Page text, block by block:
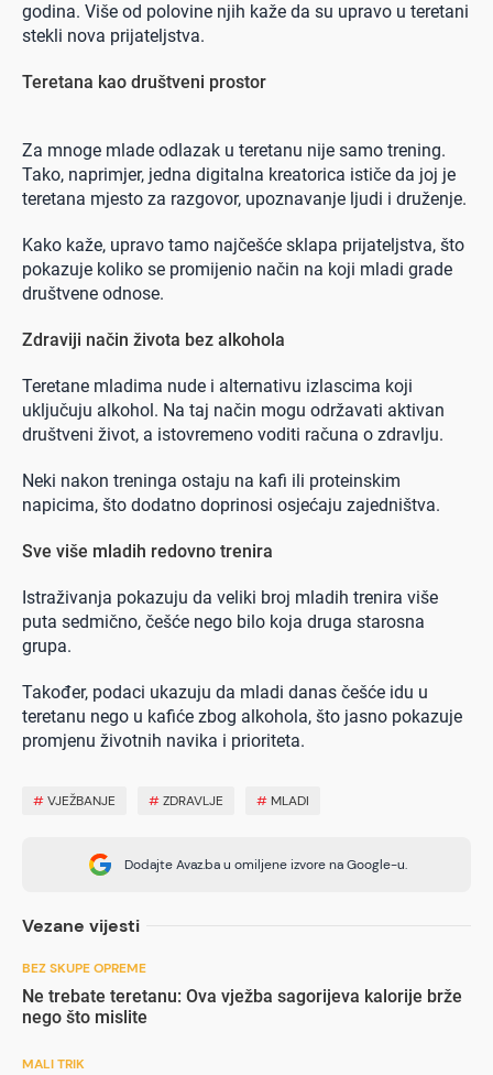
godina. Više od polovine njih kaže da su upravo u teretani
stekli nova prijateljstva.
Teretana kao društveni prostor
Za mnoge mlade odlazak u teretanu nije samo trening.
Tako, naprimjer, jedna digitalna kreatorica ističe da joj je
teretana mjesto za razgovor, upoznavanje ljudi i druženje.
Kako kaže, upravo tamo najčešće sklapa prijateljstva, što
pokazuje koliko se promijenio način na koji mladi grade
društvene odnose.
Zdraviji način života bez alkohola
Teretane mladima nude i alternativu izlascima koji
uključuju alkohol. Na taj način mogu održavati aktivan
društveni život, a istovremeno voditi računa o zdravlju.
Neki nakon treninga ostaju na kafi ili proteinskim
napicima, što dodatno doprinosi osjećaju zajedništva.
Sve više mladih redovno trenira
Istraživanja pokazuju da veliki broj mladih trenira više
puta sedmično, češće nego bilo koja druga starosna
grupa.
Također, podaci ukazuju da mladi danas češće idu u
teretanu nego u kafiće zbog alkohola, što jasno pokazuje
promjenu životnih navika i prioriteta.
#VJEŽBANJE #ZDRAVLJE # MLADI
Dodajte Avaz.ba u omiljene izvore na Google-u.
Vezane vijesti
BEZ SKUPE OPREME
Ne trebate teretanu: Ova vježba sagorijeva kalorije brže
nego što mislite
MALI TRIK